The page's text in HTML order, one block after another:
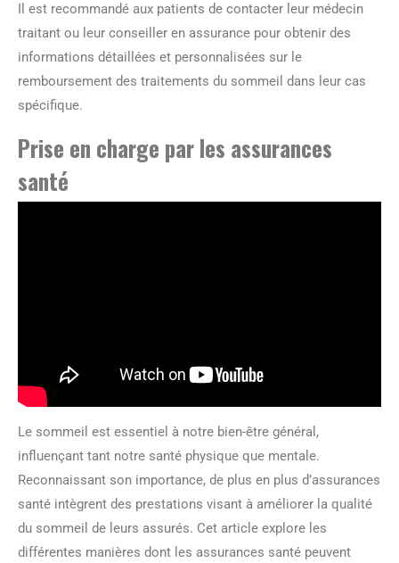
Il est recommandé aux patients de contacter leur médecin
traitant ou leur conseiller en assurance pour obtenir des
informations détaillées et personnalisées sur le
remboursement des traitements du sommeil dans leur cas
spécifique.
Prise en charge par les assurances
santé
Le sommeil est essentiel à notre bien-être général,
influençant tant notre santé physique que mentale.
Reconnaissant son importance, de plus en plus d’assurances
santé intègrent des prestations visant à améliorer la qualité
du sommeil de leurs assurés. Cet article explore les
différentes manières dont les assurances santé peuvent